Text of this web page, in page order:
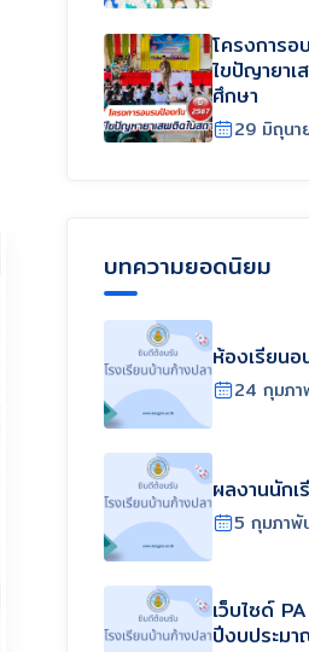
โครงการ
ไขปัญายาเ
ศึกษา
29 มิถุน
บทความยอดนิยม
ห้องเรียน
24 กุมภ
ผลงานนัก
5 กุมภา
เว็บไซด์
ปีงบประม